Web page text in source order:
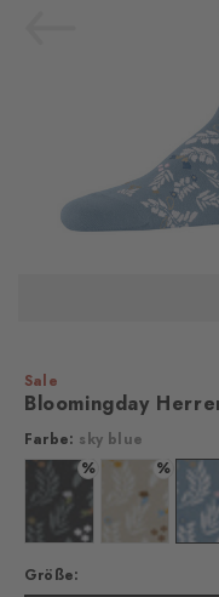
Sale
Bloomingday
Farbe: sky blue
%
Farbe: black
%
Farbe:
Größe: